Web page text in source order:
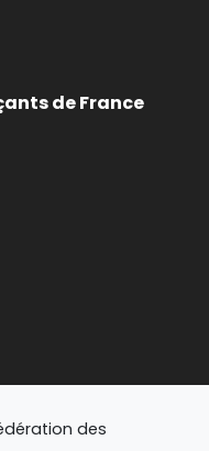
de France
des